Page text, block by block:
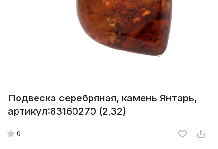
Подвеска серебряная, камень Янтарь,
артикул:83160270 (2,32)
0